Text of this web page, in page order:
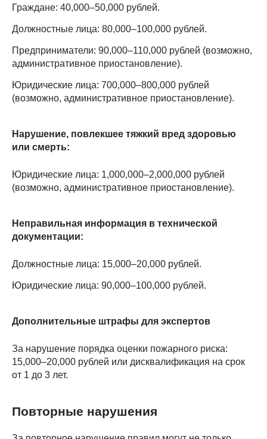
Граждане: 40,000–50,000 рублей.
Должностные лица: 80,000–100,000 рублей.
Предприниматели: 90,000–110,000 рублей (возможно,
административное приостановление).
Юридические лица: 700,000–800,000 рублей
(возможно, административное приостановление).
Нарушение, повлекшее тяжкий вред здоровью
или смерть:
Юридические лица: 1,000,000–2,000,000 рублей
(возможно, административное приостановление).
Неправильная информация в технической
документации:
Должностные лица: 15,000–20,000 рублей.
Юридические лица: 90,000–100,000 рублей.
Дополнительные штрафы для экспертов
За нарушение порядка оценки пожарного риска:
15,000–20,000 рублей или дисквалификация на срок
от 1 до 3 лет.
Повторные нарушения